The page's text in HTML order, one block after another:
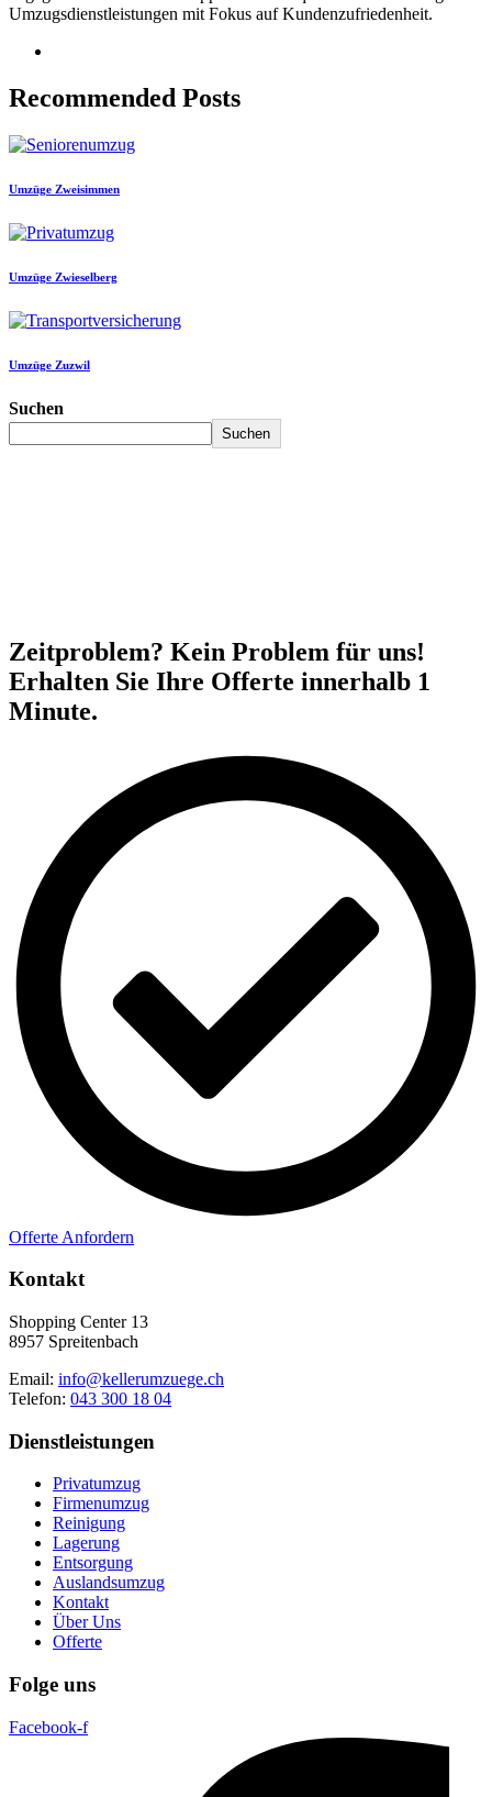
Umzugsdienstleistungen mit Fokus auf Kundenzufriedenheit.
Recommended Posts
Umzüge Zweisimmen
Umzüge Zwieselberg
Umzüge Zuzwil
Suchen
Suchen
Zeitproblem? Kein Problem für uns!
Erhalten Sie Ihre Offerte innerhalb 1
Minute.
Offerte Anfordern
Kontakt
Shopping Center 13
8957 Spreitenbach
Email: info@kellerumzuege.ch
Telefon: 043 300 18 04
Dienstleistungen
Privatumzug
Firmenumzug
Reinigung
Lagerung
Entsorgung
Auslandsumzug
Kontakt
Über Uns
Offerte
Folge uns
Facebook-f